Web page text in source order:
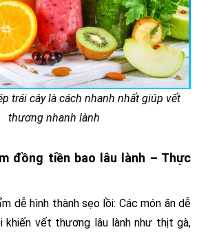
trái cây là cách nhanh nhất giúp vết
thương nhanh lành
đồng tiền bao lâu lành – Thực
dễ hình thành sẹo lồi: Các món ăn dễ
khiến vết thương lâu lành như thịt gà,